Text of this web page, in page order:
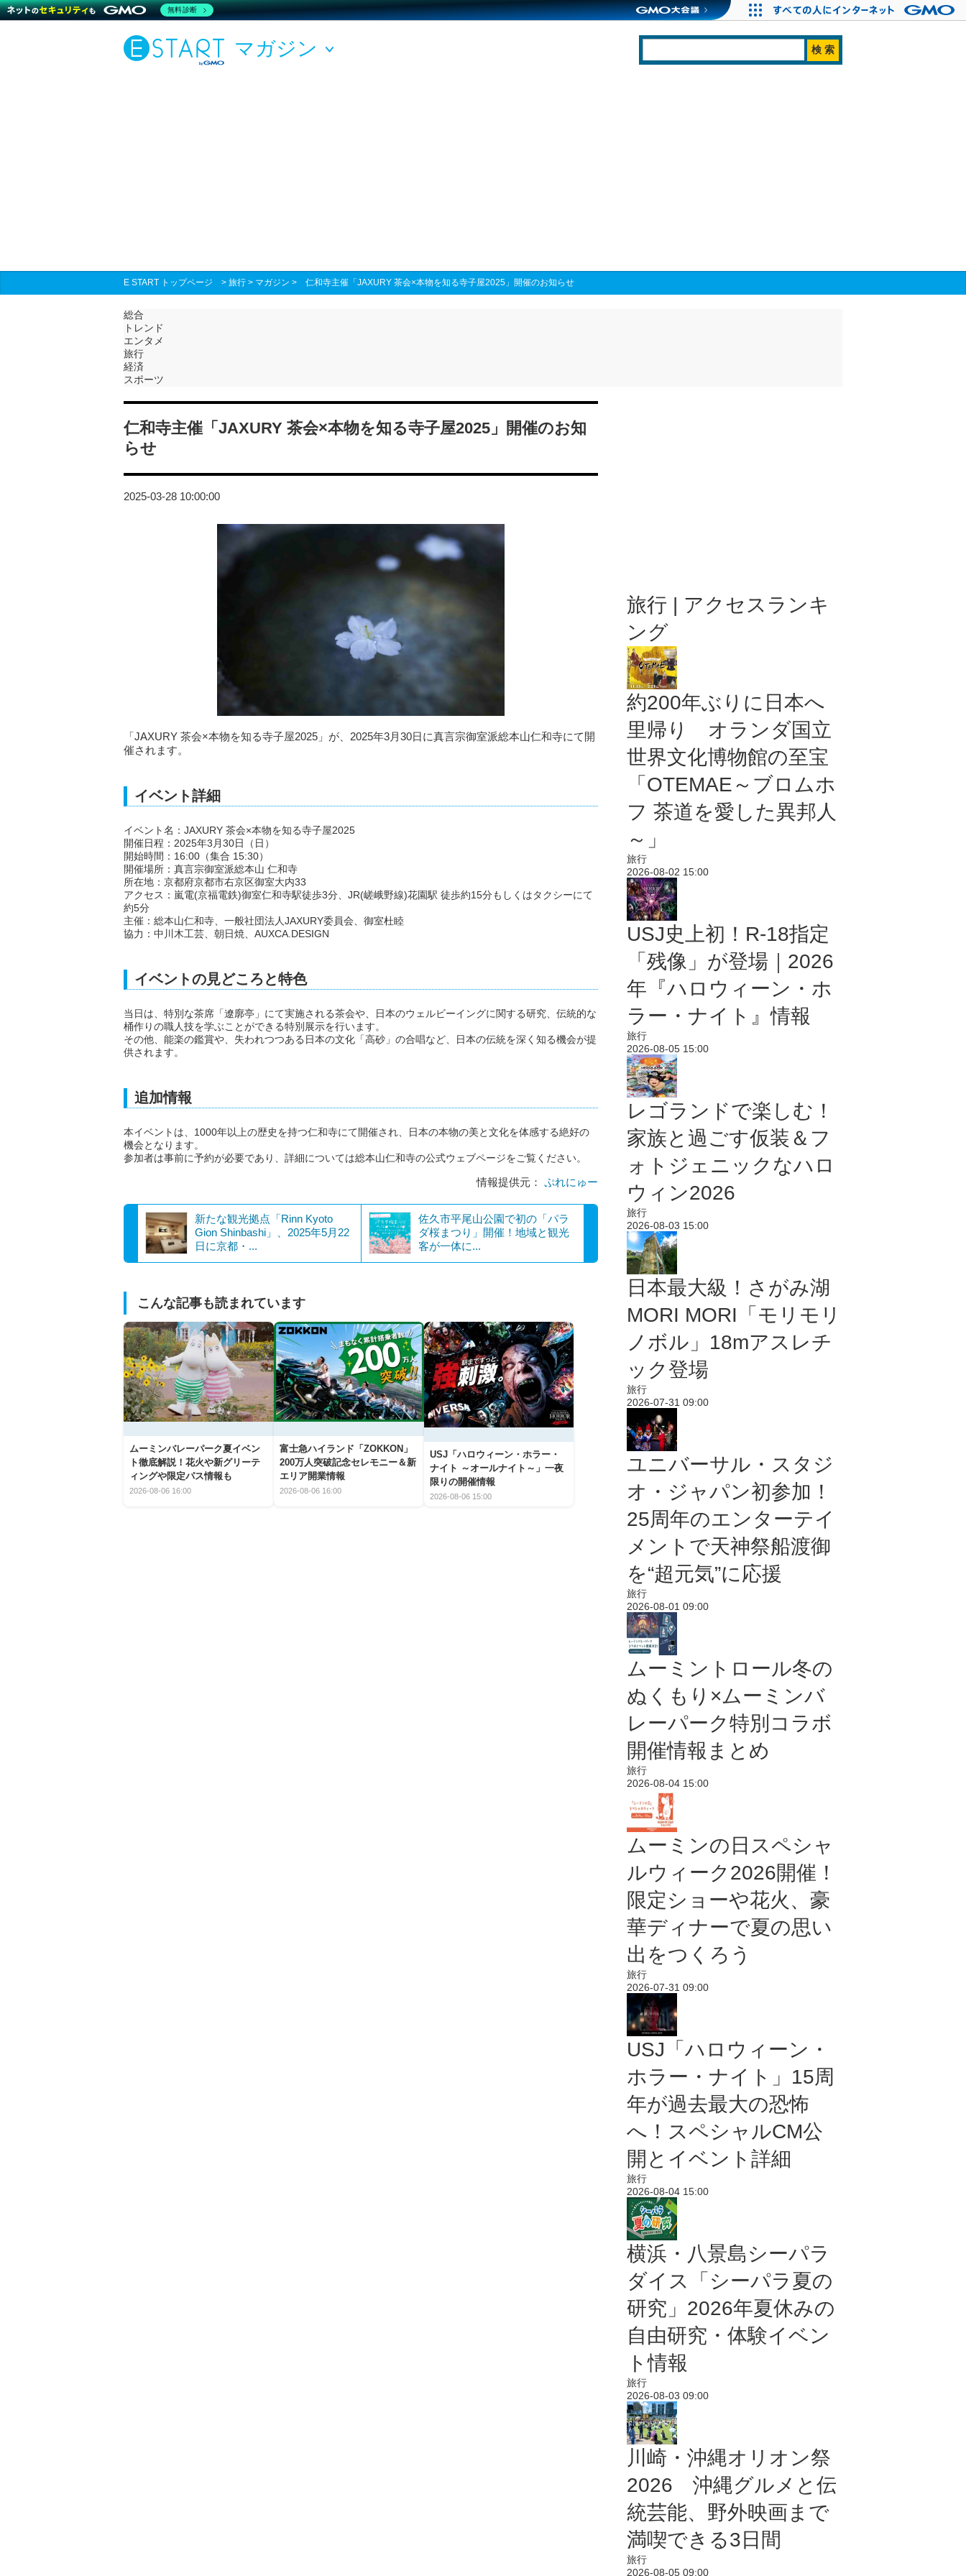
マガジン
E START トップページ > 旅行 > マガジン > 仁和寺主催「JAXURY 茶会×本物を知る寺子屋2025」開催のお知らせ
総合
トレンド
エンタメ
旅行
経済
スポーツ
仁和寺主催「JAXURY 茶会×本物を知る寺子屋2025」開催のお知
らせ
2025-03-28 10:00:00
「JAXURY 茶会×本物を知る寺子屋2025」が、2025年3月30日に真言宗御室派総本山仁和寺にて開
催されます。
イベント詳細
イベント名：JAXURY 茶会×本物を知る寺子屋2025
開催日程：2025年3月30日（日）
開始時間：16:00（集合 15:30）
開催場所：真言宗御室派総本山 仁和寺
所在地：京都府京都市右京区御室大内33
アクセス：嵐電(京福電鉄)御室仁和寺駅徒歩3分、JR(嵯峨野線)花園駅 徒歩約15分もしくはタクシーにて
約5分
主催：総本山仁和寺、一般社団法人JAXURY委員会、御室杜睦
協力：中川木工芸、朝日焼、AUXCA.DESIGN
イベントの見どころと特色
当日は、特別な茶席「遼廓亭」にて実施される茶会や、日本のウェルビーイングに関する研究、伝統的な
桶作りの職人技を学ぶことができる特別展示を行います。
その他、能楽の鑑賞や、失われつつある日本の文化「高砂」の合唱など、日本の伝統を深く知る機会が提
供されます。
追加情報
本イベントは、1000年以上の歴史を持つ仁和寺にて開催され、日本の本物の美と文化を体感する絶好の
機会となります。
参加者は事前に予約が必要であり、詳細については総本山仁和寺の公式ウェブページをご覧ください。
情報提供元： ぷれにゅー
新たな観光拠点「Rinn Kyoto
Gion Shinbashi」、2025年5月22
日に京都・...
佐久市平尾山公園で初の「パラ
ダ桜まつり」開催！地域と観光
客が一体に...
こんな記事も読まれています
ムーミンバレーパーク夏イベン
ト徹底解説！花火や新グリーテ
ィングや限定パス情報も
2026-08-06 16:00
富士急ハイランド「ZOKKON」
200万人突破記念セレモニー＆新
エリア開業情報
2026-08-06 16:00
USJ「ハロウィーン・ホラー・
ナイト ～オールナイト～」一夜
限りの開催情報
2026-08-06 15:00
旅行 | アクセスランキ
ング
約200年ぶりに日本へ
里帰り オランダ国立
世界文化博物館の至宝
「OTEMAE～ブロムホ
フ 茶道を愛した異邦人
～」
旅行
2026-08-02 15:00
USJ史上初！R-18指定
「残像」が登場｜2026
年『ハロウィーン・ホ
ラー・ナイト』情報
旅行
2026-08-05 15:00
レゴランドで楽しむ！
家族と過ごす仮装＆フ
ォトジェニックなハロ
ウィン2026
旅行
2026-08-03 15:00
日本最大級！さがみ湖
MORI MORI「モリモリ
ノボル」18mアスレチ
ック登場
旅行
2026-07-31 09:00
ユニバーサル・スタジ
オ・ジャパン初参加！
25周年のエンターテイ
メントで天神祭船渡御
を“超元気”に応援
旅行
2026-08-01 09:00
ムーミントロール冬の
ぬくもり×ムーミンバ
レーパーク特別コラボ
開催情報まとめ
旅行
2026-08-04 15:00
ムーミンの日スペシャ
ルウィーク2026開催！
限定ショーや花火、豪
華ディナーで夏の思い
出をつくろう
旅行
2026-07-31 09:00
USJ「ハロウィーン・
ホラー・ナイト」15周
年が過去最大の恐怖
へ！スペシャルCM公
開とイベント詳細
旅行
2026-08-04 15:00
横浜・八景島シーパラ
ダイス「シーパラ夏の
研究」2026年夏休みの
自由研究・体験イベン
ト情報
旅行
2026-08-03 09:00
川崎・沖縄オリオン祭
2026 沖縄グルメと伝
統芸能、野外映画まで
満喫できる3日間
旅行
2026-08-05 09:00
無料診断